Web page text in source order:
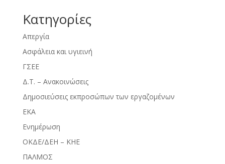
Kατηγορίες
Απεργία
Ασφάλεια και υγιεινή
ΓΣΕΕ
Δ.Τ. – Ανακοινώσεις
Δημοσιεύσεις εκπροσώπων των εργαζομένων
ΕΚΑ
Ενημέρωση
ΟΚΔΕ/ΔΕΗ – ΚΗΕ
ΠΑΛΜΟΣ